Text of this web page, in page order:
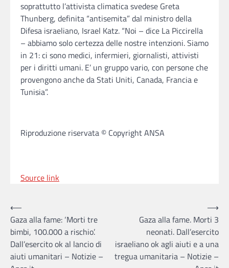
soprattutto l’attivista climatica svedese Greta
Thunberg, definita “antisemita” dal ministro della
Difesa israeliano, Israel Katz. “Noi – dice La Piccirella
– abbiamo solo certezza delle nostre intenzioni. Siamo
in 21: ci sono medici, infermieri, giornalisti, attivisti
per i diritti umani. E’ un gruppo vario, con persone che
provengono anche da Stati Uniti, Canada, Francia e
Tunisia”.
Riproduzione riservata © Copyright ANSA
Source link
Post
navigation
⟵
Gaza alla fame: ‘Morti tre
bimbi, 100.000 a rischio’.
Dall’esercito ok al lancio di
aiuti umanitari – Notizie –
Gaza alla fame. Morti 3
neonati. Dall’esercito
israeliano ok agli aiuti e a una
tregua umanitaria – Notizie –
⟶